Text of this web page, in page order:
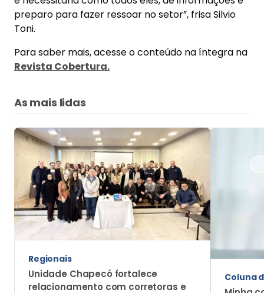
preparo para fazer ressoar no setor”, frisa Silvio
Toni.
Para saber mais, acesse o conteúdo na íntegra na
Revista Cobertura.
As mais lidas
Regionais
Unidade Chapecó fortalece
relacionamento com corretoras e
Coluna